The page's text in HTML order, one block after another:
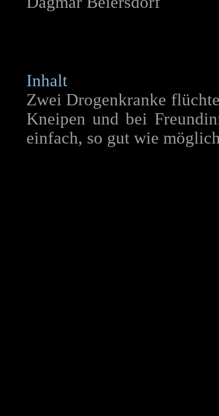
Inhalt
Zwei Drogenkranke
Kneipen und bei
einfach, so gut wie